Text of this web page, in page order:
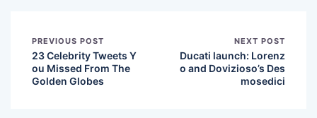
PREVIOUS POST
23 Celebrity Tweets Y
ou Missed From The
Golden Globes
NEXT POST
Ducati launch: Lorenz
o and Dovizioso’s Des
mosedici